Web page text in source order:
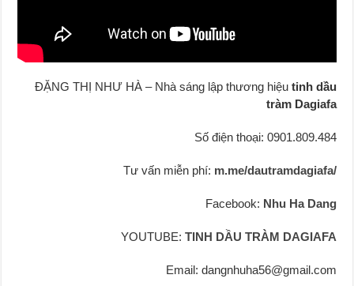
ĐẶNG THỊ NHƯ HÀ – Nhà sáng lập thương hiệu tinh dầu
tràm Dagiafa
Số điện thoại: 0901.809.484
Tư vấn miễn phí: m.me/dautramdagiafa/
Facebook: Nhu Ha Dang
YOUTUBE: TINH DẦU TRÀM DAGIAFA
Email: dangnhuha56@gmail.com